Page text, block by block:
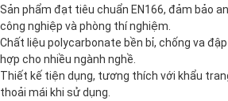
Sản phẩm đạt tiêu chuẩn EN166, đảm bảo
công nghiệp và phòng thí nghiệm.
Chất liệu polycarbonate bền bỉ, chống va
hợp cho nhiều ngành nghề.
Thiết kế tiện dụng, tương thích với khẩu
thoải mái khi sử dụng.